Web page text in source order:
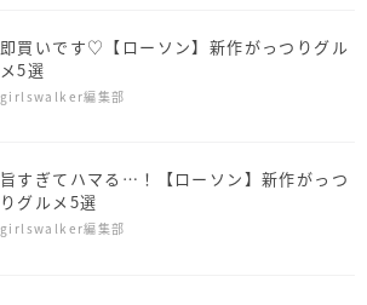
即買いです♡【ローソン】新作がっつりグル
メ5選
girlswalker編集部
旨すぎてハマる…！【ローソン】新作がっつ
りグルメ5選
girlswalker編集部